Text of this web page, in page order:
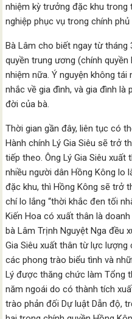
nhiệm kỳ trưởng đặc khu
nghiệp phục vụ trong chính phủ
Bà Lâm cho biết ngay từ tháng
quyền trung ương (chính
nhiệm nữa. Ý nguyện không
nhắc về gia đình, và gia đình
đời của bà.
Thời gian gần đây, liên tục có
Hành chính Lý Gia Siêu sẽ trở
tiếp theo. Ông Lý Gia Siêu
nhiều người dân Hồng Kông lo
đặc khu, thì Hồng Kông sẽ trở
chí lo lắng “thời khắc đen tối
Kiến Hoa có xuất thân là
bà Lâm Trịnh Nguyệt Nga đều
Gia Siêu xuất thân từ lực
các phong trào biểu tình và
Lý được thăng chức làm Tổng
năm ngoái do có thành tích
trào phản đối Dự luật Dẫn độ,